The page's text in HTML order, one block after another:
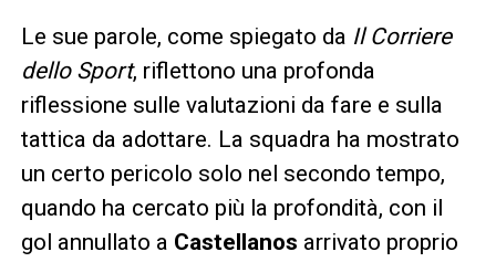
Le sue parole, come spiegato da Il Corriere
dello Sport, riflettono una profonda
riflessione sulle valutazioni da fare e sulla
tattica da adottare. La squadra ha mostrato
un certo pericolo solo nel secondo tempo,
quando ha cercato più la profondità, con il
gol annullato a Castellanos arrivato proprio